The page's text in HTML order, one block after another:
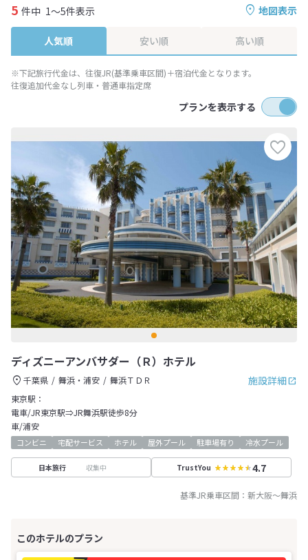
地図表示
5 件中 1～5件表示
人気順 安い順 高い順
※下記旅行代金は、往復JR(基準乗車区間)＋宿泊代金となります。
往復追加代金なし列車・普通車指定席
プランを表示する
ディズニーアンバサダー（Ｒ）ホテル
施設詳細
千葉県 舞浜・浦安
舞浜ＴＤＲ
東京駅：
電車/JR東京駅⇒JR舞浜駅徒歩8分
車/浦安
コンビニ 宅配サービス ホテル 屋外プール 駐車場有り 冷水プール
日本旅行 収集中 TrustYou 4.7
基準JR乗車区間： 新大阪～舞浜